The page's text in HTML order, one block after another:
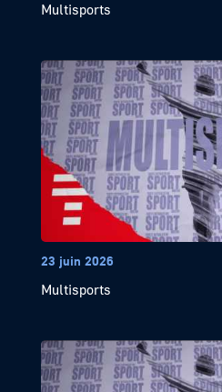
Multisports
23 juin 2026
Multisports